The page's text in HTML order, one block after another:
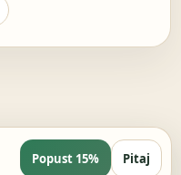
Popust 15% Pitaj